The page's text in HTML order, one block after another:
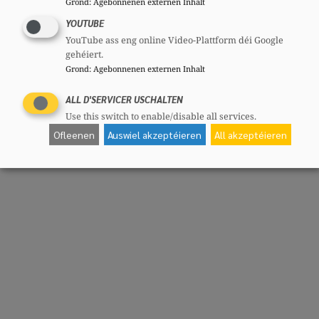
YOUTUBE
YouTube ass eng online Video-Plattform déi Google
gehéiert.
Grond: Agebonnenen externen Inhalt
ALL D'SERVICER USCHALTEN
Use this switch to enable/disable all services.
Ofleenen Auswiel akzeptéieren All akzeptéieren